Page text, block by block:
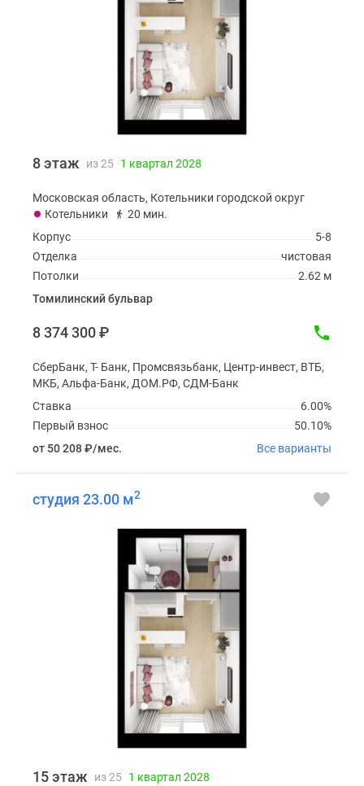
8 этаж из 25 1 квартал 2028
Московская область, Котельники городской округ
Котельники
20 мин.
5-8
Корпус
чистовая
Отделка
2.62 м
Потолки
Томилинский бульвар
8 374 300₽
СберБанк, Т- Банк, Промсвязьбанк, Центр-инвест, ВТБ,
МКБ, Альфа-Банк, ДОМ.РФ, СДМ-Банк
6.00%
Ставка
50.10%
Первый взнос
от 50 208₽/мес. Все варианты
студия 23.00 м2
15 этаж из 25 1 квартал 2028